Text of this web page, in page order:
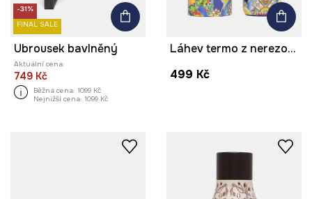
-31%
FINAL SALE
Ubrousek bavlněný
Aktuální cena:
749 Kč
Běžná cena: 1099 Kč
Nejnižší cena: 1099 Kč
Láhev termo z nerezové oceli 500 ml
499 Kč